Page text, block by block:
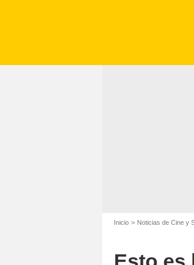
Inicio Noticias de Cine y